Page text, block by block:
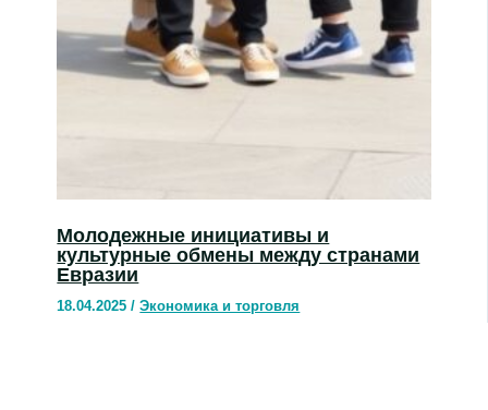
Молодежные инициативы и
культурные обмены между странами
Евразии
18.04.2025/Экономика и торговля